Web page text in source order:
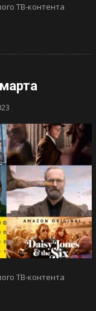
ТВ-контента
ТВ-контента